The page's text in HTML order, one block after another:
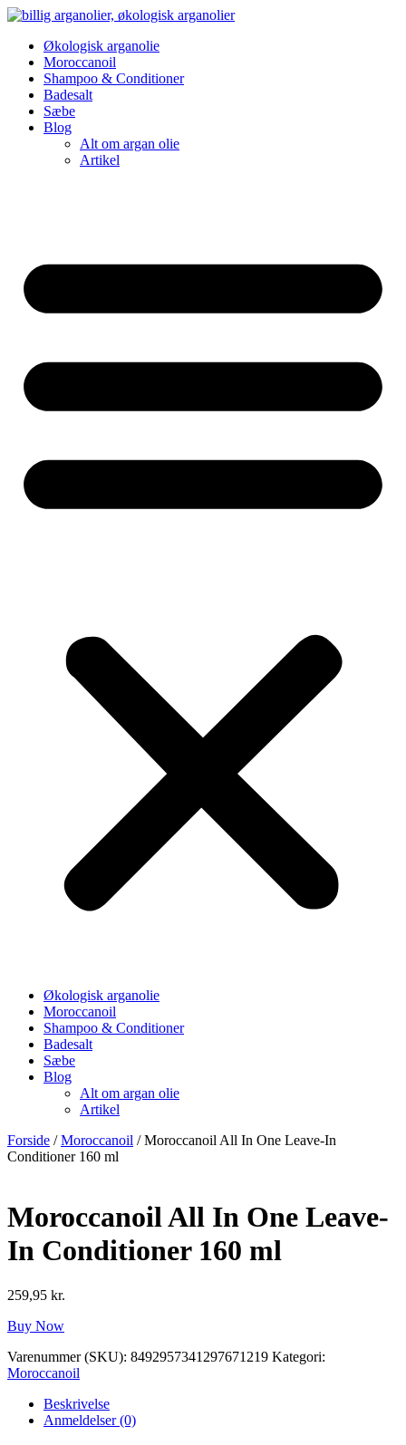
Videre
indholdØkologisk arganolie
Moroccanoil
Shampoo & Conditioner
Badesalt
Sæbe
Blog
Alt om argan olie
Artikel
Økologisk arganolie
Moroccanoil
Shampoo & Conditioner
Badesalt
Sæbe
Blog
Alt om argan olie
Artikel
Forside /Moroccanoil / Moroccanoil All In One Leave-In
Conditioner 160 ml
Moroccanoil All In One Leave-
In Conditioner 160 ml
259,95 kr.
Buy Now
Varenummer (SKU): 8492957341297671219 Kategori:
Moroccanoil
Beskrivelse
Anmeldelser (0)